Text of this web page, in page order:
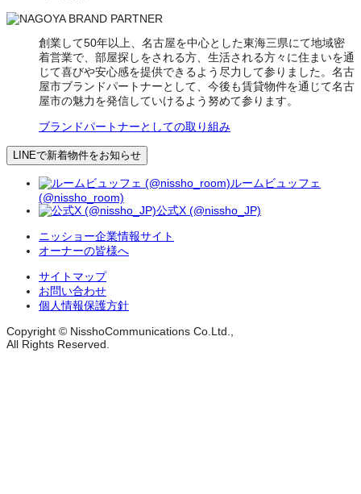
創業して50年以上、名古屋を中心とした東海三県にて地域密
着営業で、部屋探しをされる方、生活される方々に住まいを通
じて喜びや安心感を提供できるよう尽力して参りました。名古
屋市ブランドパートナーとして、今後も賃貸物件を通じて名古
屋市の魅力を発信していけるよう努めて参ります。
ブランドパートナーとしての取り組み
LINEで新着物件をお知らせ
ルームビュッフェ
(@nissho_room)
公式X (@nissho_JP)
ニッショー企業情報サイト
オーナーの皆様へ
サイトマップ
お問い合わせ
個人情報保護方針
Copyright © NisshoCommunications Co.Ltd.,
All Rights Reserved.